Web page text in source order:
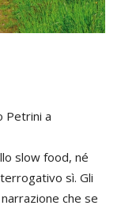
Petrini a
slow food, né
sì. Gli
che se